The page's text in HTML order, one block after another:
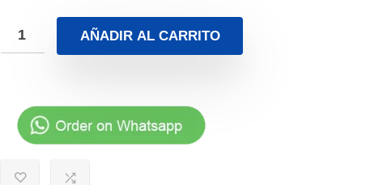
AÑADIR AL CARRITO